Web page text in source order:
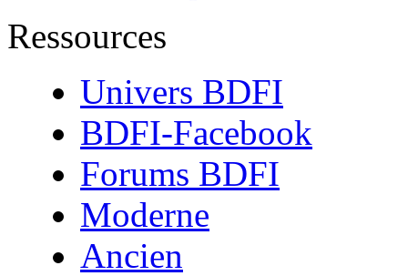
Ressources
Univers BDFI
BDFI-Facebook
Forums BDFI
Moderne
Ancien